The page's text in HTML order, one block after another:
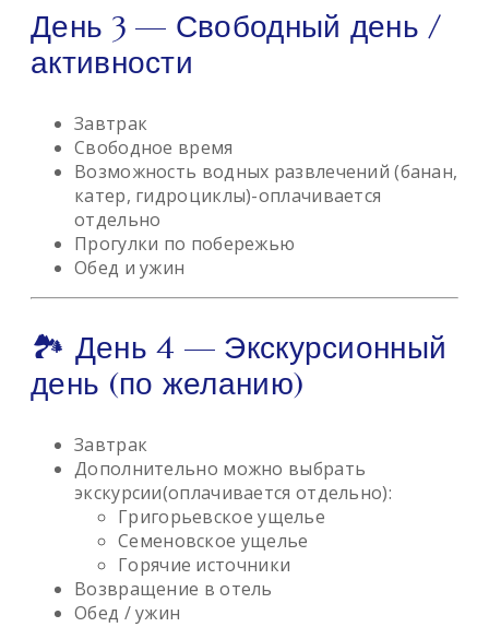
День 3 — Свободный день /
активности
Завтрак
Свободное время
Возможность водных развлечений (банан,
катер, гидроциклы)-оплачивается
отдельно
Прогулки по побережью
Обед и ужин
🏞 День 4 — Экскурсионный
день (по желанию)
Завтрак
Дополнительно можно выбрать
экскурсии(оплачивается отдельно):
Григорьевское ущелье
Семеновское ущелье
Горячие источники
Возвращение в отель
Обед / ужин